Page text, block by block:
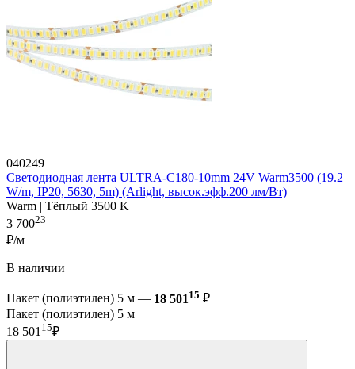
040249
Светодиодная лента ULTRA-C180-10mm 24V Warm3500 (19.2
W/m, IP20, 5630, 5m) (Arlight, высок.эфф.200 лм/Вт)
Warm | Тёплый 3500 K
3 70023
₽/м
В наличии
Пакет (полиэтилен) 5 м — 18 501 15 ₽
Пакет (полиэтилен) 5 м
18 501 15₽